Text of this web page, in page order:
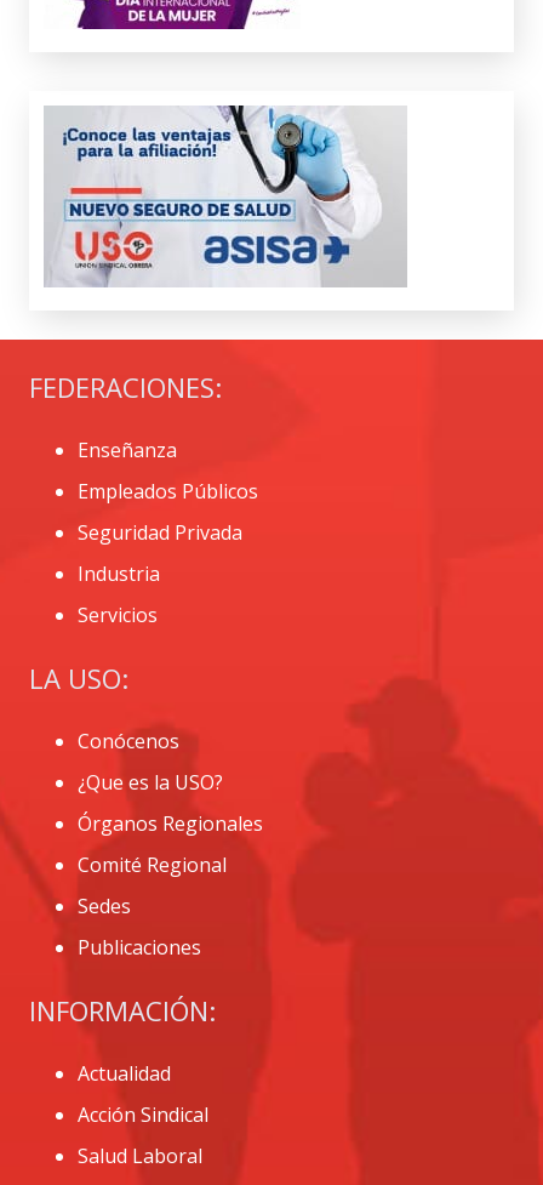
FEDERACIONES:
Enseñanza
Empleados Públicos
Seguridad Privada
Industria
Servicios
LA USO:
Conócenos
¿Que es la USO?
Órganos Regionales
Comité Regional
Sedes
Publicaciones
INFORMACIÓN:
Actualidad
Acción Sindical
Salud Laboral